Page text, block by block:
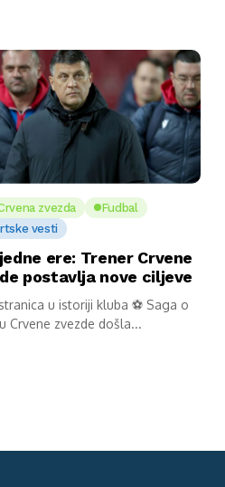
zvezda
Fudbal
vesti
ere: Trener Crvene
postavlja nove ciljeve
u istoriji kluba ⚽ Saga o
Crvene zvezde došla...